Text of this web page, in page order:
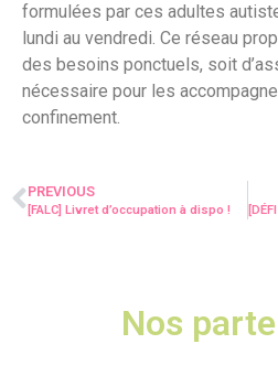
formulées par ces adultes
lundi au vendredi. Ce réseau
des besoins ponctuels, soit
nécessaire pour les
confinement.
PREVIOUS
[FALC] Livret d’occupation à dispo !
Nos